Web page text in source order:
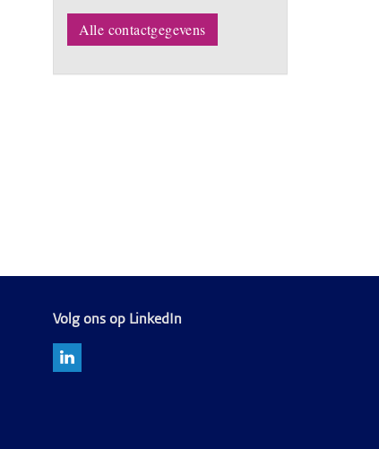
Alle contactgegevens
Volg ons op LinkedIn